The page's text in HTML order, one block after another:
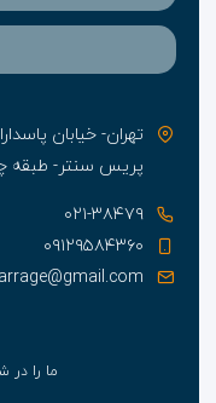
تهران- خیابان
پریس سنتر- طبقه
۰۲۱-۳۸۴۷۹
۰۹۱۲۹۵۸۴۳۶۰
ما را در